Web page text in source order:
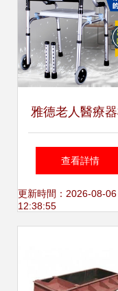
雅德老人醫療
品質探秘 助行器
下的誠信與口碑
查看詳情
更新時間：2026-08-06
12:38:55